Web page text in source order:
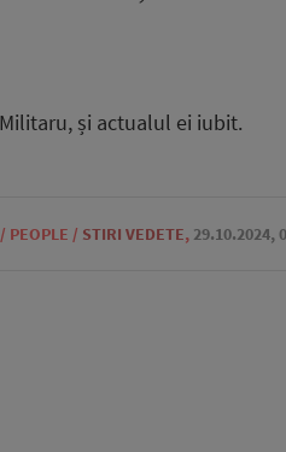
și actualul ei iubit.
/ PEOPLE / STIRI VEDETE, 29.10.2024,